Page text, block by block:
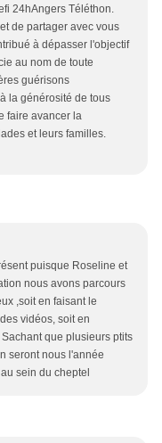
24hAngers Téléthon.
de partager avec vous
à dépasser l'objectif
au nom de toute
guérisons
la générosité de tous
faire avancer la
et leurs familles.
puisque Roseline et
nous avons parcours
,soit en faisant le
vidéos, soit en
que plusieurs ptits
seront nous l'année
sein du cheptel